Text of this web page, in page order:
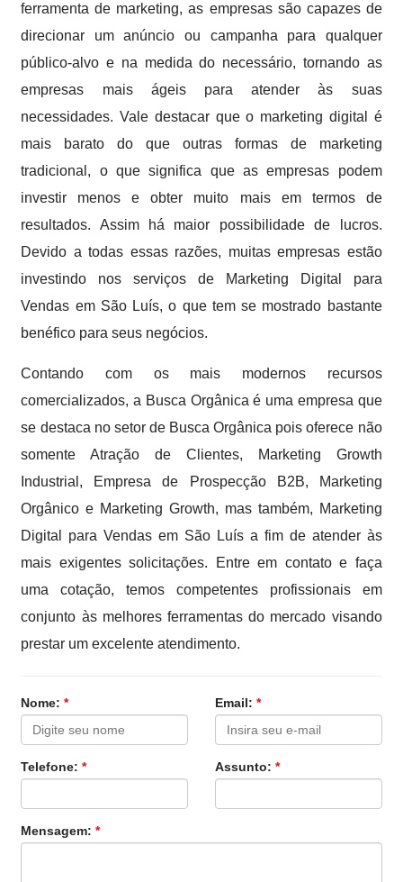
ferramenta de marketing, as empresas são capazes de
direcionar um anúncio ou campanha para qualquer
público-alvo e na medida do necessário, tornando as
empresas mais ágeis para atender às suas
necessidades. Vale destacar que o marketing digital é
mais barato do que outras formas de marketing
tradicional, o que significa que as empresas podem
investir menos e obter muito mais em termos de
resultados. Assim há maior possibilidade de lucros.
Devido a todas essas razões, muitas empresas estão
investindo nos serviços de Marketing Digital para
Vendas em São Luís, o que tem se mostrado bastante
benéfico para seus negócios.
Contando com os mais modernos recursos
comercializados, a Busca Orgânica é uma empresa que
se destaca no setor de Busca Orgânica pois oferece não
somente Atração de Clientes, Marketing Growth
Industrial, Empresa de Prospecção B2B, Marketing
Orgânico e Marketing Growth, mas também, Marketing
Digital para Vendas em São Luís a fim de atender às
mais exigentes solicitações. Entre em contato e faça
uma cotação, temos competentes profissionais em
conjunto às melhores ferramentas do mercado visando
prestar um excelente atendimento.
Nome:* Email: *
Telefone:* Assunto: *
Mensagem:*